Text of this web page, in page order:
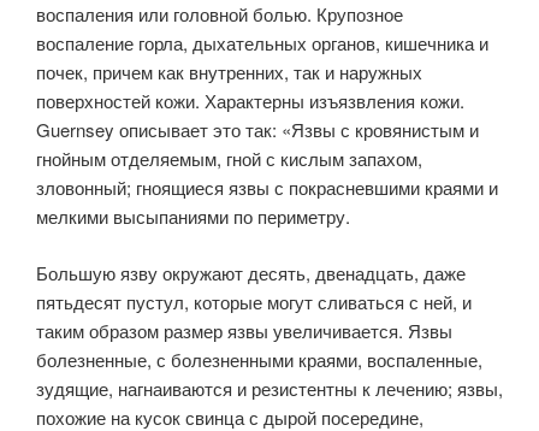
воспаления или головной болью. Крупозное
воспаление горла, дыхательных органов, кишечника и
почек, причем как внутренних, так и наружных
поверхностей кожи. Характерны изъязвления кожи.
Guernsey описывает это так: «Язвы с кровянистым и
гнойным отделяемым, гной с кислым запахом,
зловонный; гноящиеся язвы с покрасневшими краями и
мелкими высыпаниями по периметру.
Большую язву окружают десять, двенадцать, даже
пятьдесят пустул, которые могут сливаться с ней, и
таким образом размер язвы увеличивается. Язвы
болезненные, с болезненными краями, воспаленные,
зудящие, нагнаиваются и резистентны к лечению; язвы,
похожие на кусок свинца с дырой посередине,